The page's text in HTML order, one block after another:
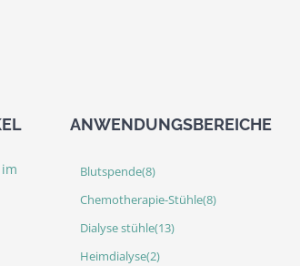
ANWENDUNGSBEREICHE
Blutspende(8)
Chemotherapie-Stühle(8)
Dialyse stühle(13)
Heimdialyse(2)